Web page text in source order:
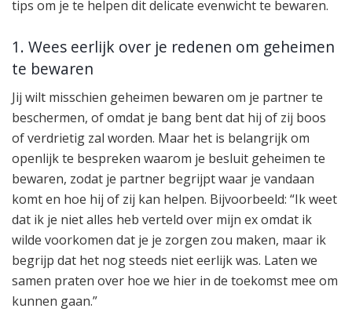
tips om je te helpen dit delicate evenwicht te bewaren.
1. Wees eerlijk over je redenen om geheimen
te bewaren
Jij wilt misschien geheimen bewaren om je partner te
beschermen, of omdat je bang bent dat hij of zij boos
of verdrietig zal worden. Maar het is belangrijk om
openlijk te bespreken waarom je besluit geheimen te
bewaren, zodat je partner begrijpt waar je vandaan
komt en hoe hij of zij kan helpen. Bijvoorbeeld: “Ik weet
dat ik je niet alles heb verteld over mijn ex omdat ik
wilde voorkomen dat je je zorgen zou maken, maar ik
begrijp dat het nog steeds niet eerlijk was. Laten we
samen praten over hoe we hier in de toekomst mee om
kunnen gaan.”